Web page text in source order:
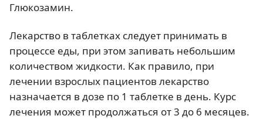
Глюкозамин.
Лекарство в таблетках следует принимать в
процессе еды, при этом запивать небольшим
количеством жидкости. Как правило, при
лечении взрослых пациентов лекарство
назначается в дозе по 1 таблетке в день. Курс
лечения может продолжаться от 3 до 6 месяцев.